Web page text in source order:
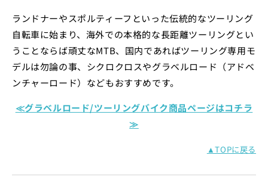
ランドナーやスポルティーフといった伝統的なツーリング
自転車に始まり、海外での本格的な長距離ツーリングとい
うことならば頑丈なMTB、国内であればツーリング専用モ
デルは勿論の事、シクロクロスやグラベルロード（アドベ
ンチャーロード）などもおすすめです。
≪グラベルロード/ツーリングバイク商品ページはコチラ
≫
▲TOPに戻る